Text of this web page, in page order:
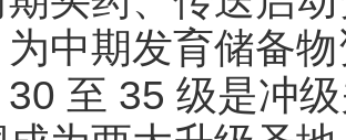
中期发育储备
至 35 级是冲级